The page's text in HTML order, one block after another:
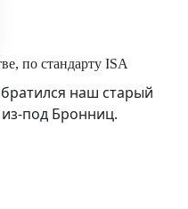
по стандарту ISA
наш старый
под Бронниц.